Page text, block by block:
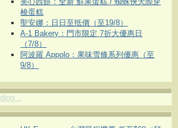
梭蛋糕
聖安娜：日日至抵價（至19/8）
A-1 Bakery：門市限定 7折大優惠日
（7/8）
阿波羅 Appolo：果味雪條系列優惠（至
9/8）